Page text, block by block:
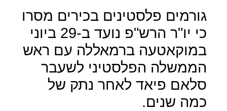
גורמים פלסטינים בכירים מסרו
כי יו"ר הרש"פ נועד ב-29 ביוני
במוקאטעה ברמאללה עם ראש
הממשלה הפלסטיני לשעבר
סלאם פיאד לאחר נתק של
כמה שנים.